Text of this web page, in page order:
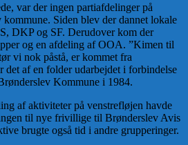
var der ingen partiafdelinger på
Siden blev der dannet lokale
DKP og SF. Derudover kom der
og en afdeling af OOA. ”Kimen til
vi nok påstå, er kommet fra
det af en folder udarbejdet i forbindelse
Kommune i 1984.
af aktiviteter på venstrefløjen havde
til nye frivillige til Brønderslev Avis
brugte også tid i andre grupperinger.